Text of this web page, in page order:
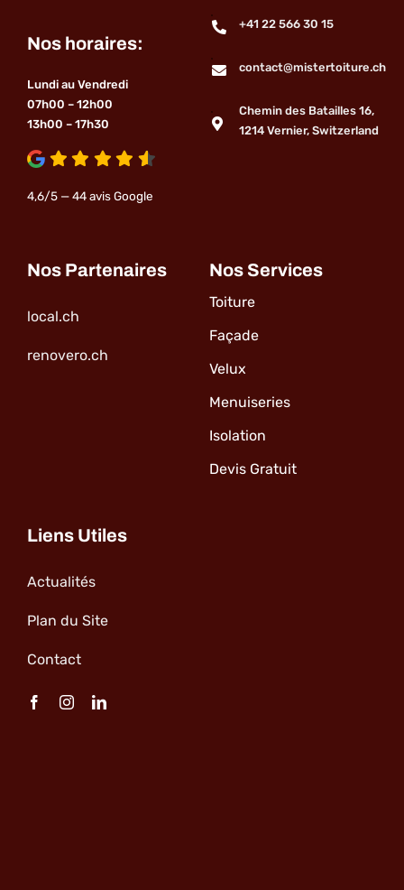
Nos horaires:
Lundi au Vendredi
07h00 – 12h00
13h00 – 17h30
4,6/5 — 44 avis Google
+41 22 566 30 15
contact@mistertoiture.ch
Chemin des Batailles 16,
1214 Vernier, Switzerland
Nos Partenaires
local.ch
renovero.ch
Nos Services
Toiture
Façade
Velux
Menuiseries
Isolation
Devis Gratuit
Liens Utiles
Actualités
Plan du Site
Contact